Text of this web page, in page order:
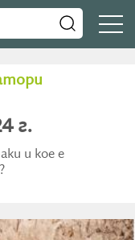
г.
и кое е